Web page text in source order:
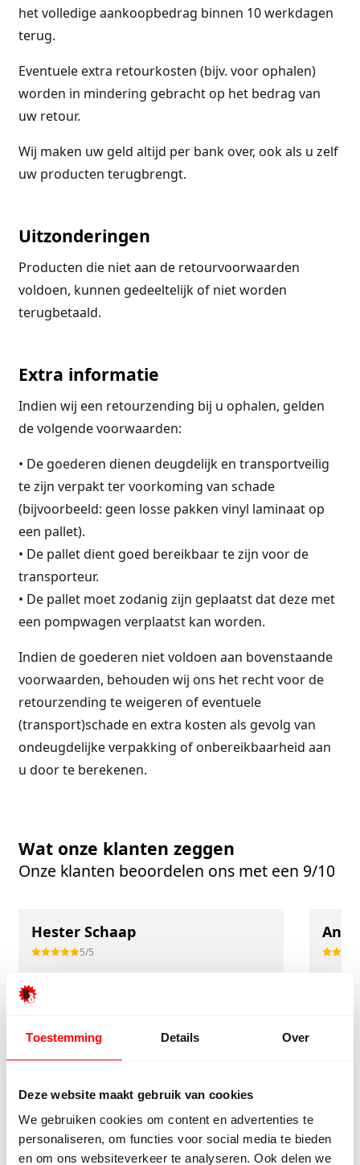
Toestemming Details Over
Deze website maakt gebruik van cookies
We gebruiken cookies om content en advertenties te
personaliseren, om functies voor social media te bieden
en om ons websiteverkeer te analyseren. Ook delen we
het volledige aankoopbedrag binnen 10 werkdagen
terug.
Eventuele extra retourkosten (bijv. voor ophalen)
worden in mindering gebracht op het bedrag van
uw retour.
Wij maken uw geld altijd per bank over, ook als u zelf
uw producten terugbrengt.
Uitzonderingen
Producten die niet aan de retourvoorwaarden
voldoen, kunnen gedeeltelijk of niet worden
terugbetaald.
Extra informatie
Indien wij een retourzending bij u ophalen, gelden
de volgende voorwaarden:
• De goederen dienen deugdelijk en transportveilig
te zijn verpakt ter voorkoming van schade
(bijvoorbeeld: geen losse pakken vinyl laminaat op
een pallet).
• De pallet dient goed bereikbaar te zijn voor de
transporteur.
• De pallet moet zodanig zijn geplaatst dat deze met
een pompwagen verplaatst kan worden.
Indien de goederen niet voldoen aan bovenstaande
voorwaarden, behouden wij ons het recht voor de
retourzending te weigeren of eventuele
(transport)schade en extra kosten als gevolg van
ondeugdelijke verpakking of onbereikbaarheid aan
u door te berekenen.
Wat onze klanten zeggen
Onze klanten beoordelen ons met een 9/10
Hester Schaap
5/5
Top geholpen en voor een mooie prijs alles
meedenkend en tegemoetkomend